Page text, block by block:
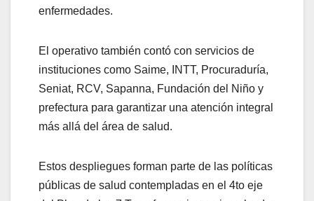
enfermedades.
El operativo también contó con servicios de
instituciones como Saime, INTT, Procuraduría,
Seniat, RCV, Sapanna, Fundación del Niño y
prefectura para garantizar una atención integral
más allá del área de salud.
Estos despliegues forman parte de las políticas
públicas de salud contempladas en el 4to eje